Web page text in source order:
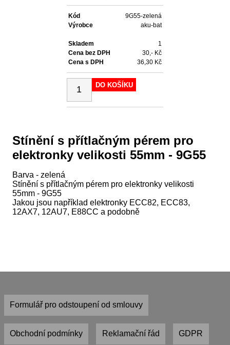
Kód
9G55-zelená
Výrobce
aku-bat
Skladem
1
Cena bez DPH
30,- Kč
Cena s DPH
36,30 Kč
DO KOŠÍKU
Stínění s přítlačným pérem pro
elektronky velikosti 55mm - 9G55
Barva - zelená
Stínění s přítlačným pérem pro elektronky velikosti
55mm - 9G55
Jakou jsou například elektronky ECC82, ECC83,
12AX7, 12AU7, E88CC a podobně
Formulář pro odstoupení od smlouvy
Obchodní podmínky Reklamační řád GDPR